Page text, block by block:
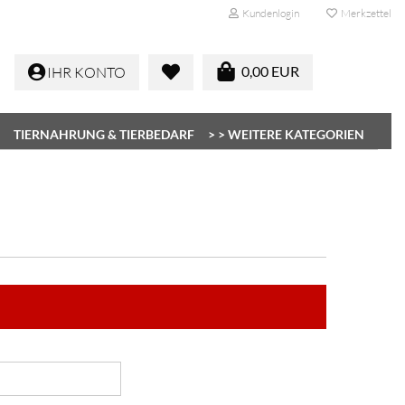
Kundenlogin Merkzettel
0,00 EUR
IHR KONTO
TIERNAHRUNG & TIERBEDARF > > WEITERE KATEGORIEN